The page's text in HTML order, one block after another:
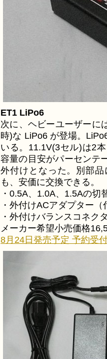
ET1 LiPo6
次に、ヘビーユーザーに
時)な LiPo6 が登場。
いる。11.1V(3セル)は2
容量の目安がパーセンテ
外付けとなった。別部
も、安価に交換できる。
・0.5A、1.0A、1.5Aの切
・外付けACアダプター（
・外付けバランスコネク
メーカー希望小売価格
8月24日発売予定 予約受